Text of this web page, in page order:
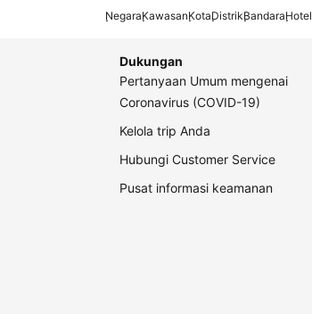
NegaraKawasanKotaDistrikBandaraHotel
Dukungan
Pertanyaan Umum mengenai
Coronavirus (COVID-19)
Kelola trip Anda
Hubungi Customer Service
Pusat informasi keamanan